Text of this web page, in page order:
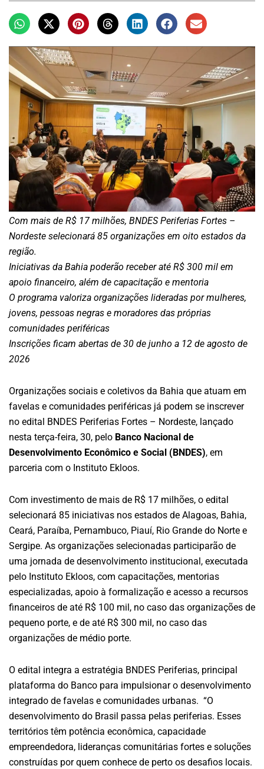
Com mais de R$ 17 milhões, BNDES Periferias Fortes –
Nordeste selecionará 85 organizações em oito estados da
região.
Iniciativas da Bahia poderão receber até R$ 300 mil em
apoio financeiro, além de capacitação e mentoria
O programa valoriza organizações lideradas por mulheres,
jovens, pessoas negras e moradores das próprias
comunidades periféricas
Inscrições ficam abertas de 30 de junho a 12 de agosto de
2026
Organizações sociais e coletivos da Bahia que atuam em
favelas e comunidades periféricas já podem se inscrever
no edital BNDES Periferias Fortes – Nordeste, lançado
nesta terça-feira, 30, pelo Banco Nacional de
Desenvolvimento Econômico e Social (BNDES), em
parceria com o Instituto Ekloos.
Com investimento de mais de R$ 17 milhões, o edital
selecionará 85 iniciativas nos estados de Alagoas, Bahia,
Ceará, Paraíba, Pernambuco, Piauí, Rio Grande do Norte e
Sergipe. As organizações selecionadas participarão de
uma jornada de desenvolvimento institucional, executada
pelo Instituto Ekloos, com capacitações, mentorias
especializadas, apoio à formalização e acesso a recursos
financeiros de até R$ 100 mil, no caso das organizações de
pequeno porte, e de até R$ 300 mil, no caso das
organizações de médio porte.
O edital integra a estratégia BNDES Periferias, principal
plataforma do Banco para impulsionar o desenvolvimento
integrado de favelas e comunidades urbanas. “O
desenvolvimento do Brasil passa pelas periferias. Esses
territórios têm potência econômica, capacidade
empreendedora, lideranças comunitárias fortes e soluções
construídas por quem conhece de perto os desafios locais.